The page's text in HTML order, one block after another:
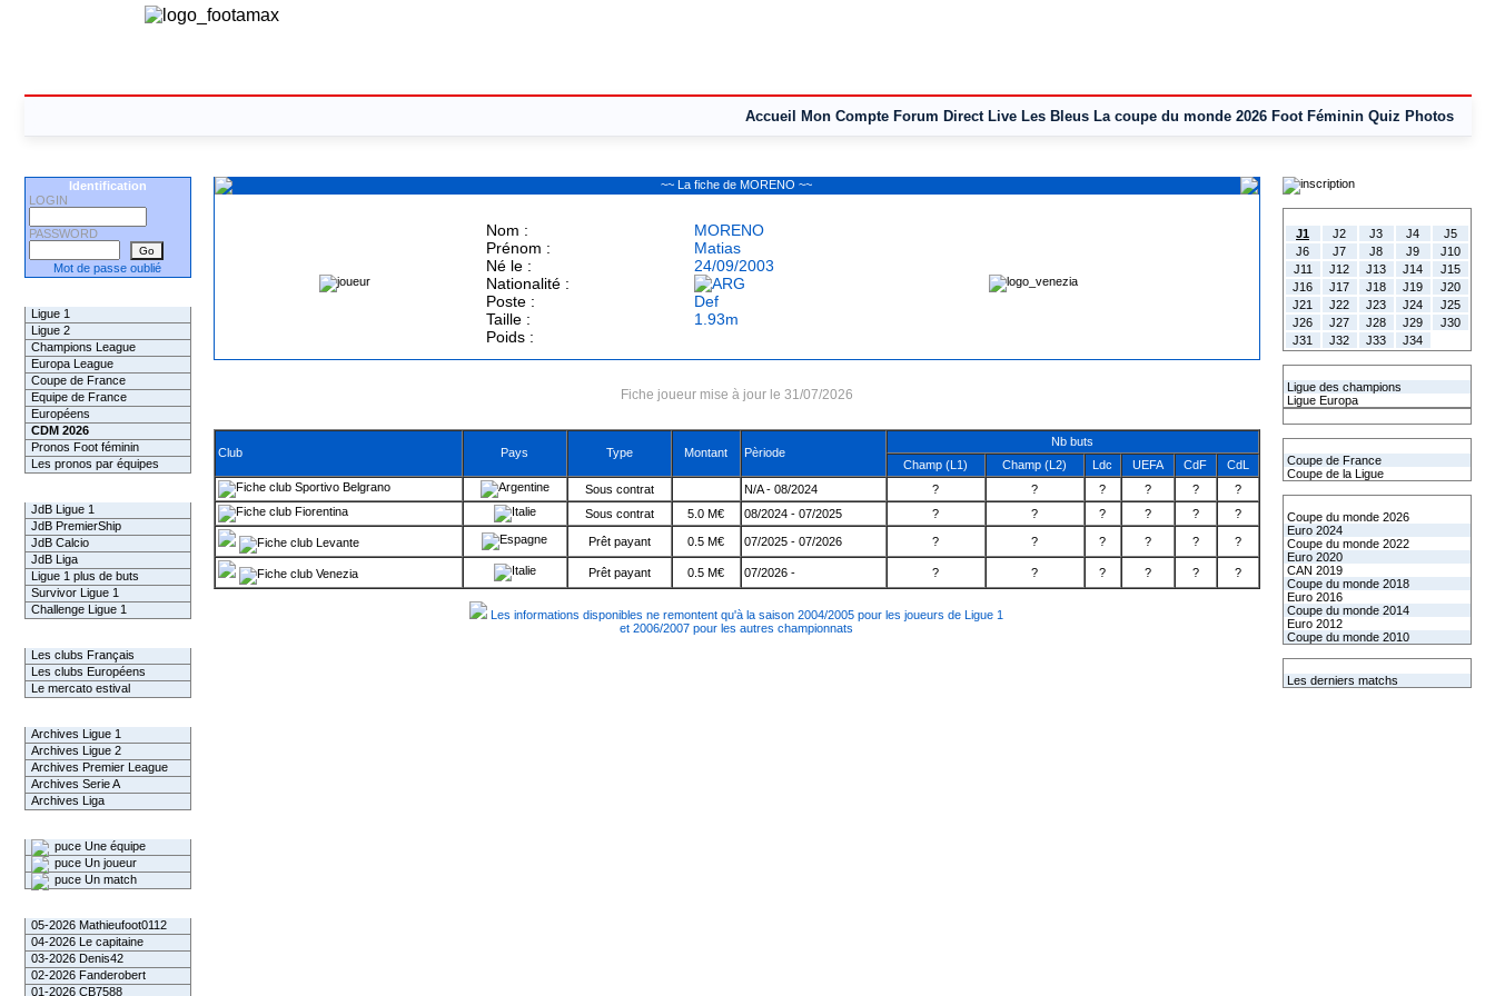
Accueil Mon Compte Forum Direct Live Les Bleus La coupe du monde 2026 Foot Féminin Quiz Photos
Identification
LOGIN
PASSWORD
Mot de passe oublié
Ligue 1
Ligue 2
Champions League
Europa League
Coupe de France
Equipe de France
Européens
CDM 2026
Pronos Foot féminin
Les pronos par équipes
JdB Ligue 1
JdB PremierShip
JdB Calcio
JdB Liga
Ligue 1 plus de buts
Survivor Ligue 1
Challenge Ligue 1
Les clubs Français
Les clubs Européens
Le mercato estival
Archives Ligue 1
Archives Ligue 2
Archives Premier League
Archives Serie A
Archives Liga
Une équipe
Un joueur
Un match
05-2026 Mathieufoot0112
04-2026 Le capitaine
03-2026 Denis42
02-2026 Fanderobert
01-2026 CB7588
~~ La fiche de MORENO ~~
Nom :
MORENO
Prénom :
Matias
Né le :
24/09/2003
Nationalité :
Poste :
Def
Taille :
1.93m
Poids :
Fiche joueur mise à jour le 31/07/2026
Club Pays Type Montant Pèriode
Nb buts
Champ (L1)
Champ (L2) Ldc UEFA CdF
CdL
Sportivo Belgrano
Sous contrat N/A - 08/2024 ? ? ? ? ?
?
Fiorentina
Sous contrat 5.0 M€ 08/2024 - 07/2025 ? ? ? ? ? ?
Levante Prêt payant 0.5 M€ 07/2025 - 07/2026 ? ? ? ? ? ?
Venezia Prêt payant 0.5 M€ 07/2026 - ? ? ? ? ? ?
Les informations disponibles ne remontent qu'à la saison 2004/2005 pour les joueurs de Ligue 1
et 2006/2007 pour les autres championnats
J1
J2 J3 J4
J5
J6
J7 J8 J9
J10
J11
J12 J13 J14
J15
J16
J17 J18 J19
J20
J21
J22 J23 J24
J25
J26
J27 J28 J29
J30
J31
J32 J33 J34
Ligue des champions
Ligue Europa
Coupe de France
Coupe de la Ligue
Coupe du monde 2026
Euro 2024
Coupe du monde 2022
Euro 2020
CAN 2019
Coupe du monde 2018
Euro 2016
Coupe du monde 2014
Euro 2012
Coupe du monde 2010
Les derniers matchs